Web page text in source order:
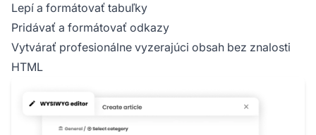
Lepí a formátovať tabuľky
Pridávať a formátovať odkazy
Vytvárať profesionálne vyzerajúci obsah bez znalosti
HTML